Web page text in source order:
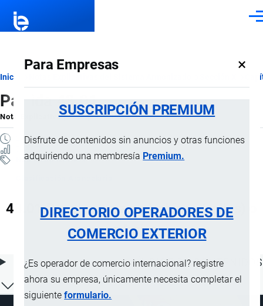
Para Empresas ×
SUSCRIPCIÓN PREMIUM
Disfrute de contenidos sin anuncios y otras funciones
adquiriendo una membresía Premium.
DIRECTORIO OPERADORES DE
COMERCIO EXTERIOR
¿Es operador de comercio internacional? registre
ahora su empresa, únicamente necesita completar el
siguienteformulario.
Ruta
de
navegación
Inicio
Partida 48.01
Nota ExplicativaporImportaciones …, 19 Julio, 2024
2 MINUTOS
Notas Explicativas
48.01 Papel prensa en bobinas (rollos) o
en hojas
ÍNDICE DE CONTENIDOS